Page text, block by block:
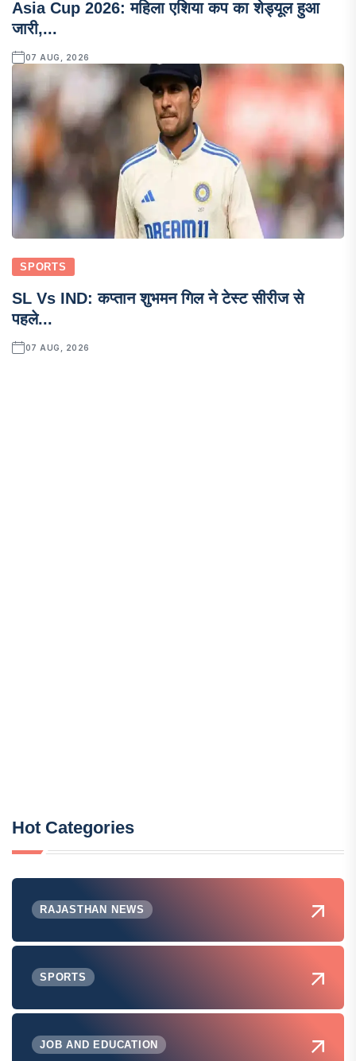
Asia Cup 2026: महिला एशिया कप का शेड्यूल हुआ
जारी,...
07 AUG, 2026
SPORTS
SL Vs IND: कप्तान शुभमन गिल ने टेस्ट सीरीज से
पहले...
07 AUG, 2026
Hot Categories
RAJASTHAN NEWS
SPORTS
JOB AND EDUCATION